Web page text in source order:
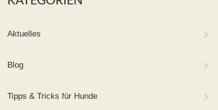
Aktuelles
Blog
Tipps & Tricks für Hunde